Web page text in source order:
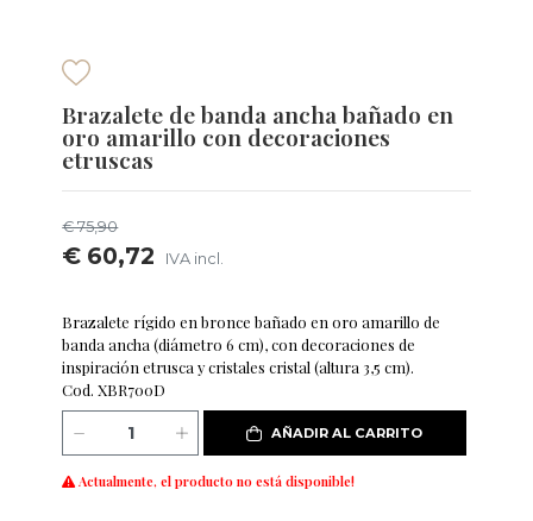
Brazalete de banda ancha bañado en
oro amarillo con decoraciones
etruscas
€ 75,90
€ 60,72 IVA incl.
Brazalete rígido en bronce bañado en oro amarillo de
banda ancha (diámetro 6 cm), con decoraciones de
inspiración etrusca y cristales cristal (altura 3,5 cm).
Cod. XBR700D
AÑADIR AL CARRITO
Actualmente, el producto no está disponible!